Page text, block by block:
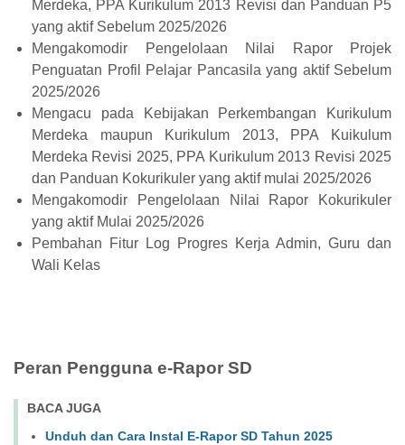
Merdeka, PPA Kurikulum 2013 Revisi dan Panduan P5
yang aktif Sebelum 2025/2026
Mengakomodir Pengelolaan Nilai Rapor Projek
Penguatan Profil Pelajar Pancasila yang aktif Sebelum
2025/2026
Mengacu pada Kebijakan Perkembangan Kurikulum
Merdeka maupun Kurikulum 2013, PPA Kuikulum
Merdeka Revisi 2025, PPA Kurikulum 2013 Revisi 2025
dan Panduan Kokurikuler yang aktif mulai 2025/2026
Mengakomodir Pengelolaan Nilai Rapor Kokurikuler
yang aktif Mulai 2025/2026
Pembahan Fitur Log Progres Kerja Admin, Guru dan
Wali Kelas
Peran Pengguna e-Rapor SD
BACA JUGA
Unduh dan Cara Instal E-Rapor SD Tahun 2025